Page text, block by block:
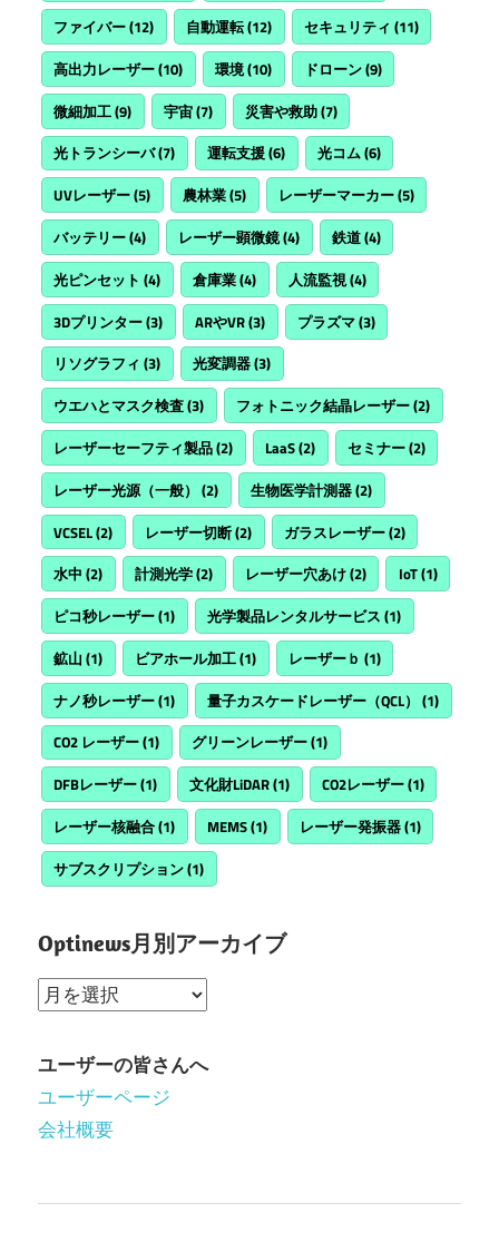
ファイバー(12) 自動運転(12) セキュリティ (11)
高出力レーザー(10) 環境(10) ドローン(9)
微細加工(9) 宇宙(7) 災害や救助(7)
光トランシーバ(7) 運転支援(6) 光コム(6)
UVレーザー(5) 農林業(5) レーザーマーカー(5)
バッテリー(4) レーザー顕微鏡(4) 鉄道(4)
光ピンセット (4) 倉庫業(4) 人流監視(4)
3Dプリンター(3) ARやVR(3) プラズマ(3)
リソグラフィ (3) 光変調器(3)
ウエハとマスク検査(3) フォトニック結晶レーザー(2)
レーザーセーフティ製品(2) LaaS(2) セミナー(2)
レーザー光源（一般） (2) 生物医学計測器(2)
VCSEL(2) レーザー切断(2) ガラスレーザー(2)
水中 (2) 計測光学(2) レーザー穴あけ(2) IoT(1)
ピコ秒レーザー(1) 光学製品レンタルサービス (1)
鉱山 (1) ビアホール加工(1) レーザーｂ (1)
ナノ秒レーザー(1) 量子カスケードレーザー（QCL） (1)
CO2 レーザー(1) グリーンレーザー(1)
DFBレーザー(1) 文化財LiDAR(1) CO2レーザー(1)
レーザー核融合(1) MEMS(1) レーザー発振器(1)
サブスクリプション(1)
Optinews月別アーカイブ
Optinews
別
ア
ー
ユーザーの皆さんへ
ユーザーページ
会社概要